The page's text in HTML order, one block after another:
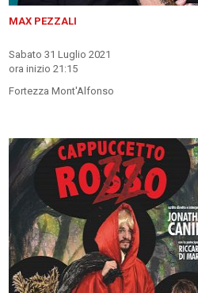
MAX PEZZALI
Sabato 31 Luglio 2021
ora inizio 21:15
Fortezza Mont'Alfonso